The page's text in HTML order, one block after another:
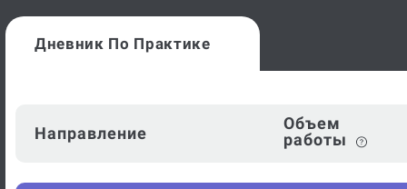
Дневник По Практике
Направление
Объем
работы